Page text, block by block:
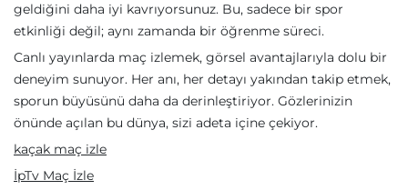
geldiğini daha iyi kavrıyorsunuz. Bu, sadece bir spor
etkinliği değil; aynı zamanda bir öğrenme süreci.
Canlı yayınlarda maç izlemek, görsel avantajlarıyla dolu bir
deneyim sunuyor. Her anı, her detayı yakından takip etmek,
sporun büyüsünü daha da derinleştiriyor. Gözlerinizin
önünde açılan bu dünya, sizi adeta içine çekiyor.
kaçak maç izle
İpTv Maç İzle